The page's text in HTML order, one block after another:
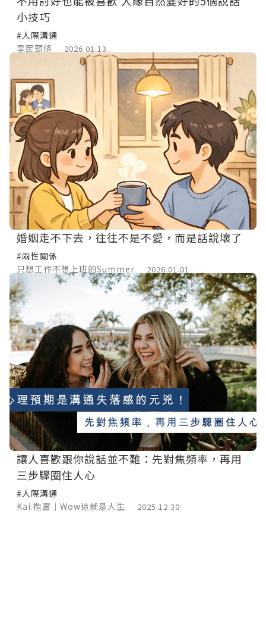
小技巧
#人際溝通
享民頭條
2026.01.13
婚姻走不下去，往往不是不愛，而是話說壞了
#兩性關係
只想工作不想上班的Summer
2026.01.01
讓人喜歡跟你說話並不難：先對焦頻率，再用
三步驟圈住人心
#人際溝通
Kai.楷富｜Wow這就是人生
2025.12.30